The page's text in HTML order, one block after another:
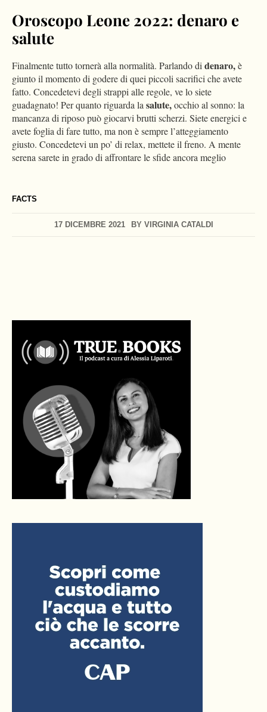
FACTS
17 DICEMBRE 2021 BY VIRGINIA CATALDI
Oroscopo Leone 2022: denaro e
salute
Finalmente tutto tornerà alla normalità. Parlando didenaro,è
giunto il momento di godere di quei piccoli sacrifici che avete
fatto. Concedetevi degli strappi alle regole, ve lo siete
guadagnato! Per quanto riguarda lasalute,occhio al sonno: la
mancanza di riposo può giocarvi brutti scherzi. Siete energici e
avete foglia di fare tutto, ma non è sempre l’atteggiamento
giusto. Concedetevi un po’ di relax, mettete il freno. A mente
serena sarete in grado di affrontare le sfide ancora meglio